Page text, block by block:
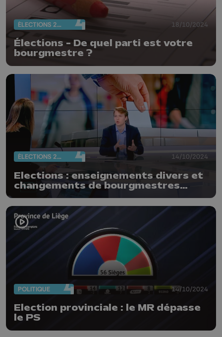
ÉLECTIONS 2024 18/10/2024
Élections - De quel parti est votre
bourgmestre ?
ÉLECTIONS 2024 14/10/2024
Elections : enseignements divers et
changements de bourgmestres
nombreux
POLITIQUE 14/10/2024
Election provinciale : le MR dépasse
le PS